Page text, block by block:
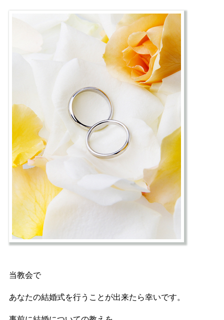
当教会で
あなたの結婚式を行うことが出来たら幸いです。